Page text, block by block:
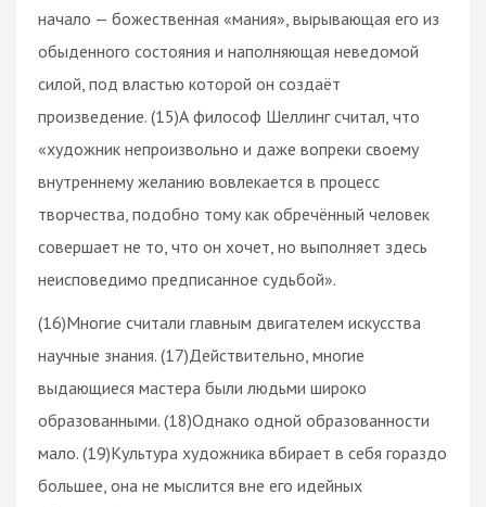
начало — божественная «мания», вырывающая его из
обыденного состояния и наполняющая неведомой
силой, под властью которой он создаёт
произведение. (15)А философ Шеллинг считал, что
«художник непроизвольно и даже вопреки своему
внутреннему желанию вовлекается в процесс
творчества, подобно тому как обречённый человек
совершает не то, что он хочет, но выполняет здесь
неисповедимо предписанное судьбой».
(16)Многие считали главным двигателем искусства
научные знания. (17)Действительно, многие
выдающиеся мастера были людьми широко
образованными. (18)Однако одной образованности
мало. (19)Культура художника вбирает в себя гораздо
большее, она не мыслится вне его идейных